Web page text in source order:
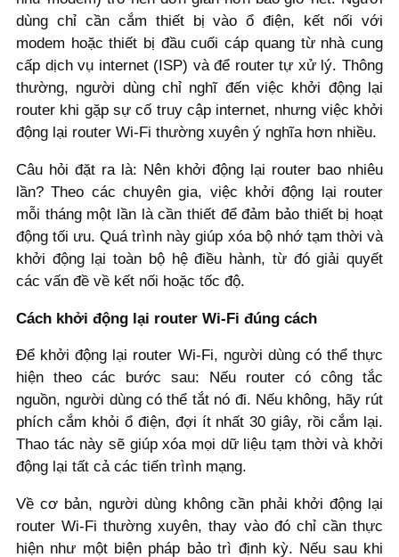
dùng chỉ cần cắm thiết bị vào ổ điện, kết nối với
modem hoặc thiết bị đầu cuối cáp quang từ nhà cung
cấp dịch vụ internet (ISP) và để router tự xử lý. Thông
thường, người dùng chỉ nghĩ đến việc khởi động lại
router khi gặp sự cố truy cập internet, nhưng việc khởi
động lại router Wi-Fi thường xuyên ý nghĩa hơn nhiều.
Câu hỏi đặt ra là: Nên khởi động lại router bao nhiêu
lần? Theo các chuyên gia, việc khởi động lại router
mỗi tháng một lần là cần thiết để đảm bảo thiết bị hoạt
động tối ưu. Quá trình này giúp xóa bộ nhớ tạm thời và
khởi động lại toàn bộ hệ điều hành, từ đó giải quyết
các vấn đề về kết nối hoặc tốc độ.
Cách khởi động lại router Wi-Fi đúng cách
Để khởi động lại router Wi-Fi, người dùng có thể thực
hiện theo các bước sau: Nếu router có công tắc
nguồn, người dùng có thể tắt nó đi. Nếu không, hãy rút
phích cắm khỏi ổ điện, đợi ít nhất 30 giây, rồi cắm lại.
Thao tác này sẽ giúp xóa mọi dữ liệu tạm thời và khởi
động lại tất cả các tiến trình mạng.
Về cơ bản, người dùng không cần phải khởi động lại
router Wi-Fi thường xuyên, thay vào đó chỉ cần thực
hiện như một biện pháp bảo trì định kỳ. Nếu sau khi